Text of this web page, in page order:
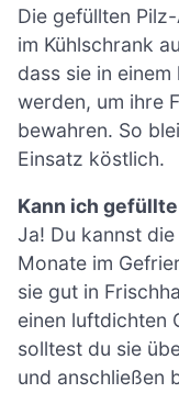
Die gefüllten
im Kühlschrank
dass sie in
werden, um ihre
bewahren. So
Einsatz köstlich.
Kann ich
Ja! Du kannst
Monate im
sie gut in
einen luftdichten
solltest du sie
und anschließen